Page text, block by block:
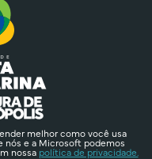
melhor como você usa
nós e a Microsoft podemos
nossa política de privacidade.